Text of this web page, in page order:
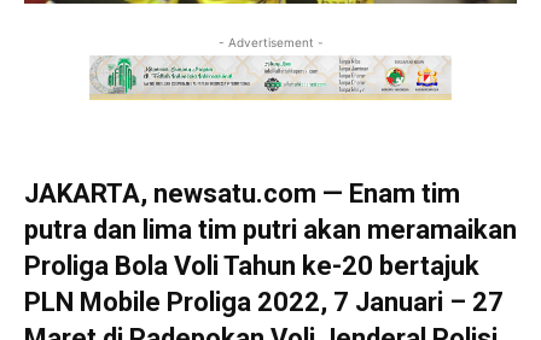
- Advertisement -
JAKARTA, newsatu.com — Enam tim
putra dan lima tim putri akan meramaikan
Proliga Bola Voli Tahun ke-20 bertajuk
PLN Mobile Proliga 2022, 7 Januari – 27